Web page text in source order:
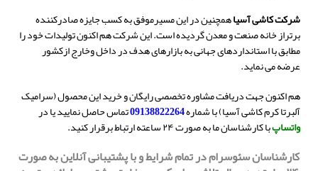
شرکت کاشی آسیاهمچنین در این مسیرموفق به کسب جایزه صادرکننده
برتراز خانه صنعت و معدن گردیده است. این شرکت هم اکنون تولیدات خود را
مطابق با استانداردهای جهانی به بازارهای هدف در داخل وخارج ازکشور
عرضه می نماید.
هم اکنون جهت دریافت مشاوره تخصصی رایگان و خرید این محصول (سرامیک
آلبرتا کرم کاشی آسیا)با شماره09138822264تماس حاصل نمایید یا در
واتساپبا کارشناسان ما به صورت ۲۴ ساعته ارتباط برقرار کنید.
کارشناسان سئوسرام در تمام شرایط و با پشتیبانی آنلاین به صورت